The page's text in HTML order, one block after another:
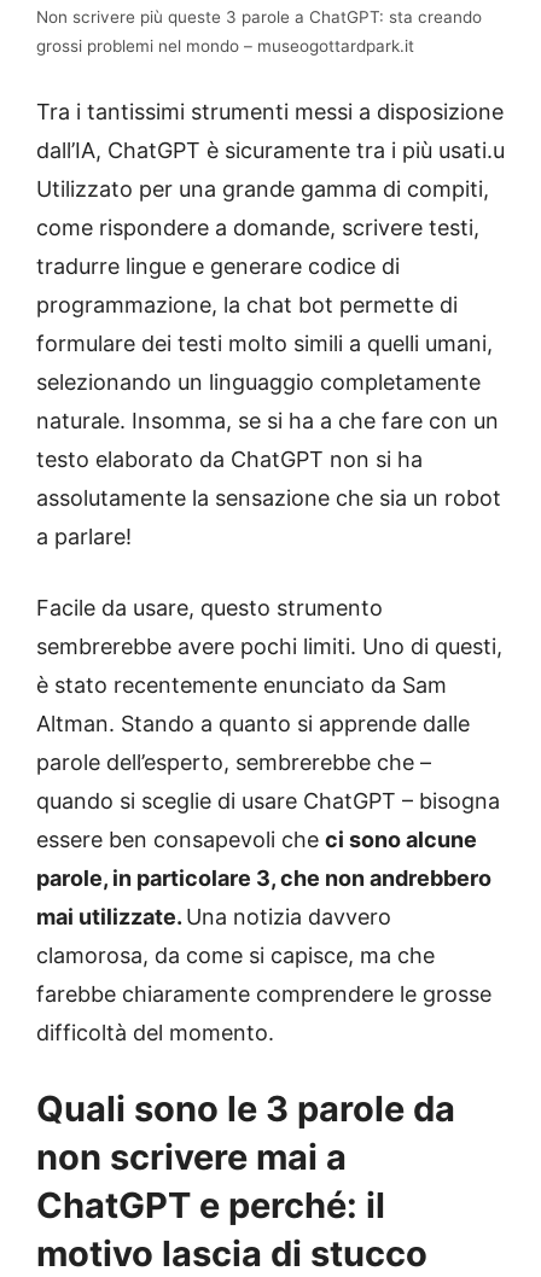
Non scrivere più queste 3 parole a ChatGPT: sta creando
grossi problemi nel mondo – museogottardpark.it
Tra i tantissimi strumenti messi a disposizione
dall’IA, ChatGPT è sicuramente tra i più usati.u
Utilizzato per una grande gamma di compiti,
come rispondere a domande, scrivere testi,
tradurre lingue e generare codice di
programmazione, la chat bot permette di
formulare dei testi molto simili a quelli umani,
selezionando un linguaggio completamente
naturale. Insomma, se si ha a che fare con un
testo elaborato da ChatGPT non si ha
assolutamente la sensazione che sia un robot
a parlare!
Facile da usare, questo strumento
sembrerebbe avere pochi limiti. Uno di questi,
è stato recentemente enunciato da Sam
Altman. Stando a quanto si apprende dalle
parole dell’esperto, sembrerebbe che –
quando si sceglie di usare ChatGPT – bisogna
essere ben consapevoli che ci sono alcune
parole, in particolare 3, che non andrebbero
mai utilizzate. Una notizia davvero
clamorosa, da come si capisce, ma che
farebbe chiaramente comprendere le grosse
difficoltà del momento.
Quali sono le 3 parole da
non scrivere mai a
ChatGPT e perché: il
motivo lascia di stucco